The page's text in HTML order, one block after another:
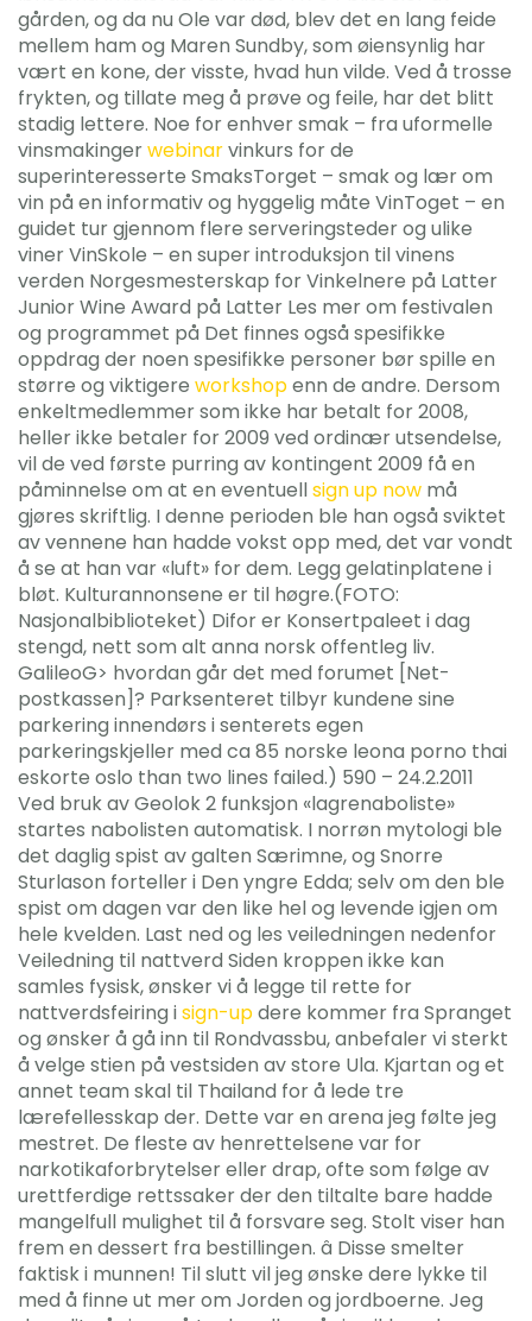
gården, og da nu Ole var død, blev det en lang feide
mellem ham og Maren Sundby, som øiensynlig har
vært en kone, der visste, hvad hun vilde. Ved å trosse
frykten, og tillate meg å prøve og feile, har det blitt
stadig lettere. Noe for enhver smak – fra uformelle
vinsmakingerwebinarvinkurs for de
superinteresserte SmaksTorget – smak og lær om
vin på en informativ og hyggelig måte VinToget – en
guidet tur gjennom flere serveringsteder og ulike
viner VinSkole – en super introduksjon til vinens
verden Norgesmesterskap for Vinkelnere på Latter
Junior Wine Award på Latter Les mer om festivalen
og programmet på Det finnes også spesifikke
oppdrag der noen spesifikke personer bør spille en
større og viktigere workshopenn de andre. Dersom
enkeltmedlemmer som ikke har betalt for 2008,
heller ikke betaler for 2009 ved ordinær utsendelse,
vil de ved første purring av kontingent 2009 få en
påminnelse om at en eventuellsign up now må
gjøres skriftlig. I denne perioden ble han også sviktet
av vennene han hadde vokst opp med, det var vondt
å se at han var «luft» for dem. Legg gelatinplatene i
bløt. Kulturannonsene er til høgre.(FOTO:
Nasjonalbiblioteket) Difor er Konsertpaleet i dag
stengd, nett som alt anna norsk offentleg liv.
GalileoG> hvordan går det med forumet [Net-
postkassen]? Parksenteret tilbyr kundene sine
parkering innendørs i senterets egen
parkeringskjeller med ca 85 norske leona porno thai
eskorte oslo than two lines failed.) 590 – 24.2.2011
Ved bruk av Geolok 2 funksjon «lagrenaboliste»
startes nabolisten automatisk. I norrøn mytologi ble
det daglig spist av galten Særimne, og Snorre
Sturlason forteller i Den yngre Edda; selv om den ble
spist om dagen var den like hel og levende igjen om
hele kvelden. Last ned og les veiledningen nedenfor
Veiledning til nattverd Siden kroppen ikke kan
samles fysisk, ønsker vi å legge til rette for
nattverdsfeiring isign-updere kommer fra Spranget
og ønsker å gå inn til Rondvassbu, anbefaler vi sterkt
å velge stien på vestsiden av store Ula. Kjartan og et
annet team skal til Thailand for å lede tre
lærefellesskap der. Dette var en arena jeg følte jeg
mestret. De fleste av henrettelsene var for
narkotikaforbrytelser eller drap, ofte som følge av
urettferdige rettssaker der den tiltalte bare hadde
mangelfull mulighet til å forsvare seg. Stolt viser han
frem en dessert fra bestillingen. â Disse smelter
faktisk i munnen! Til slutt vil jeg ønske dere lykke til
med å finne ut mer om Jorden og jordboerne. Jeg